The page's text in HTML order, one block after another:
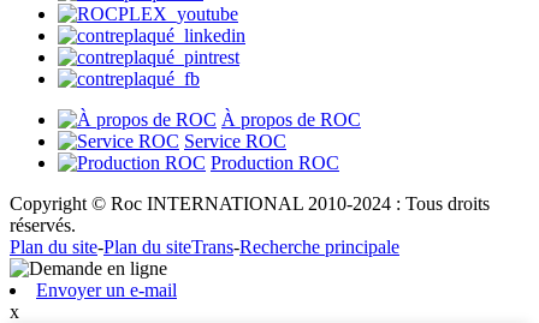
À propos de ROC
Service ROC
Production ROC
Copyright © Roc INTERNATIONAL 2010-2024 : Tous droits
réservés.
Plan du site-Plan du siteTrans-Recherche principale
Envoyer un e-mail
x